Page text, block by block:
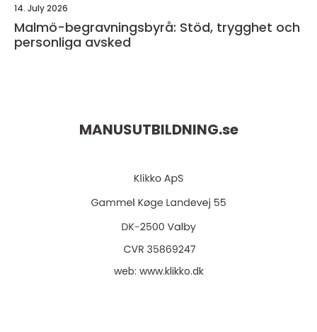
14. July 2026
Malmö-begravningsbyrå: Stöd, trygghet och
personliga avsked
MANUSUTBILDNING.se
web: www.klikko.dk